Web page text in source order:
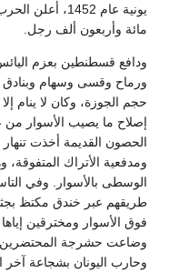
يونية عام
مائة وأربعون ألف رجل.
ودافع قسطنطين بعزم
ورماح وقسى وسهام
حجم الجوزة، وكان لا ينام
إصلاح ما يصيب الأسوار
الحصون القديمة أخذت
ومدفعية الأتراك
الوسطى بالأسوار. وفي
طريقهم عبر خندق مكتظ
فوق الأسوار ومخترقين
وضاعت حشرجة المحتضرين
وحارب اليونان بشجاعة آخر